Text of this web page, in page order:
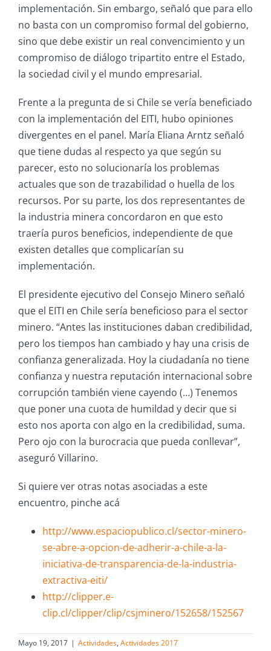
implementación. Sin embargo, señaló que para ello
no basta con un compromiso formal del gobierno,
sino que debe existir un real convencimiento y un
compromiso de diálogo tripartito entre el Estado,
la sociedad civil y el mundo empresarial.
Frente a la pregunta de si Chile se vería beneficiado
con la implementación del EITI, hubo opiniones
divergentes en el panel. María Eliana Arntz señaló
que tiene dudas al respecto ya que según su
parecer, esto no solucionaría los problemas
actuales que son de trazabilidad o huella de los
recursos. Por su parte, los dos representantes de
la industria minera concordaron en que esto
traería puros beneficios, independiente de que
existen detalles que complicarían su
implementación.
El presidente ejecutivo del Consejo Minero señaló
que el EITI en Chile sería beneficioso para el sector
minero. “Antes las instituciones daban credibilidad,
pero los tiempos han cambiado y hay una crisis de
confianza generalizada. Hoy la ciudadanía no tiene
confianza y nuestra reputación internacional sobre
corrupción también viene cayendo (…) Tenemos
que poner una cuota de humildad y decir que si
esto nos aporta con algo en la credibilidad, suma.
Pero ojo con la burocracia que pueda conllevar”,
aseguró Villarino.
Si quiere ver otras notas asociadas a este
encuentro, pinche acá
http://www.espaciopublico.cl/sector-minero-
se-abre-a-opcion-de-adherir-a-chile-a-la-
iniciativa-de-transparencia-de-la-industria-
extractiva-eiti/
http://clipper.e-
clip.cl/clipper/clip/csjminero/152658/152567
Mayo 19, 2017 | Actividades, Actividades 2017